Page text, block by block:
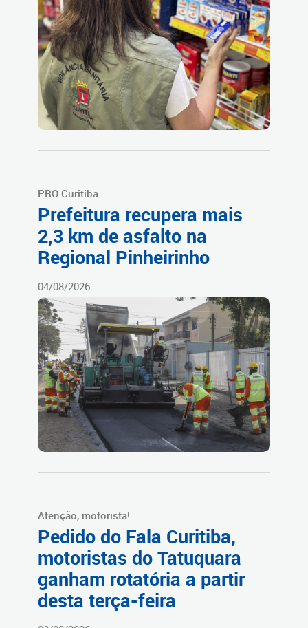
PRO Curitiba
Prefeitura recupera mais
2,3 km de asfalto na
Regional Pinheirinho
04/08/2026
Atenção, motorista!
Pedido do Fala Curitiba,
motoristas do Tatuquara
ganham rotatória a partir
desta terça-feira